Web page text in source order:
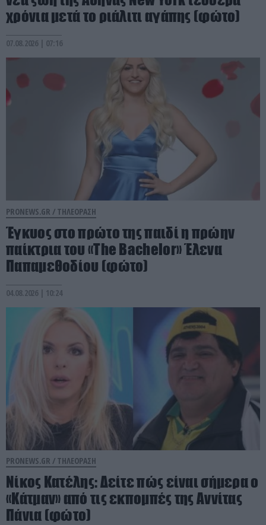
χρόνια μετά το ριάλιτι αγάπης (φώτο)
07.08.2026 | 07:16
PRONEWS.GR / ΤΗΛΕΟΡΑΣΗ
Έγκυος στο πρώτο της παιδί η πρώην
παίκτρια του «The Bachelor» Έλενα
Παπαμεθοδίου (φώτο)
04.08.2026 | 10:24
PRONEWS.GR / ΤΗΛΕΟΡΑΣΗ
Νίκος Κατέλης: Δείτε πώς είναι σήμερα ο
«Κάτμαν» από τις εκπομπές της Αννίτας
Πάνια (φώτο)